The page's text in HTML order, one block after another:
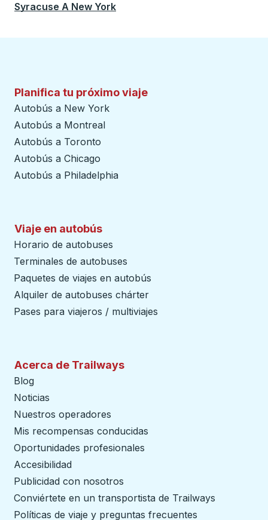
Syracuse A New York
Planifica tu próximo viaje
Autobús a New York
Autobús a Montreal
Autobús a Toronto
Autobús a Chicago
Autobús a Philadelphia
Viaje en autobús
Horario de autobuses
Terminales de autobuses
Paquetes de viajes en autobús
Alquiler de autobuses chárter
Pases para viajeros / multiviajes
Acerca de Trailways
Blog
Noticias
Nuestros operadores
Mis recompensas conducidas
Oportunidades profesionales
Accesibilidad
Publicidad con nosotros
Conviértete en un transportista de Trailways
Políticas de viaje y preguntas frecuentes